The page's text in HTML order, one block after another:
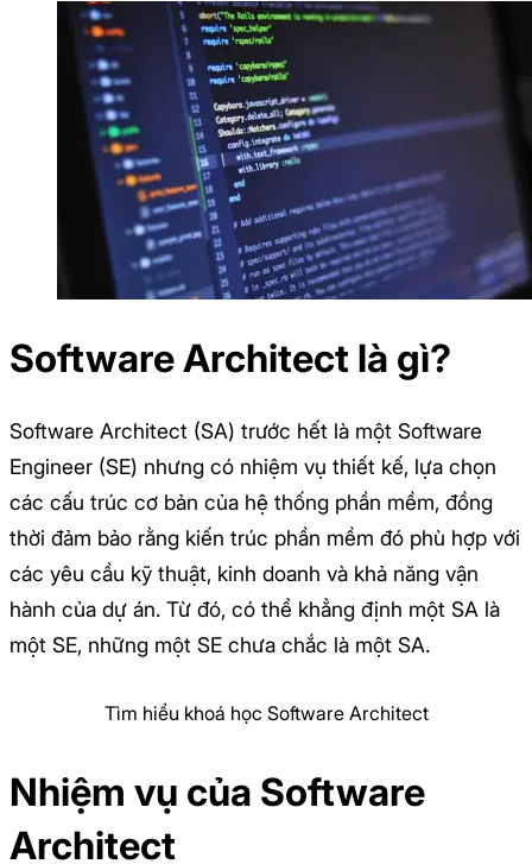
Software Architect là gì?
Software Architect (SA) trước hết là một Software
Engineer (SE) nhưng có nhiệm vụ thiết kế, lựa chọn
các cấu trúc cơ bản của hệ thống phần mềm, đồng
thời đảm bảo rằng kiến trúc phần mềm đó phù hợp với
các yêu cầu kỹ thuật, kinh doanh và khả năng vận
hành của dự án. Từ đó, có thể khẳng định một SA là
một SE, những một SE chưa chắc là một SA.
Tìm hiểu khoá học Software Architect
Nhiệm vụ của Software
Architect